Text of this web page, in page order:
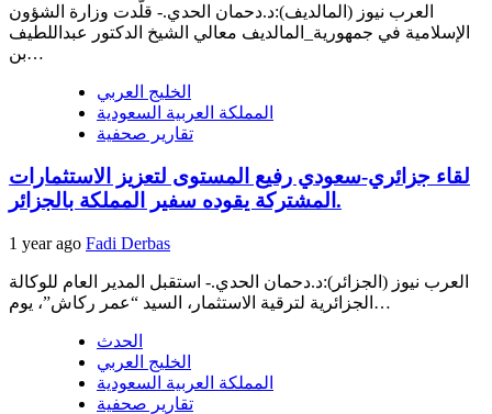
العرب نيوز (المالديف):د.دحمان الحدي.- قلَّدت وزارة الشؤون
الإسلامية في جمهورية_المالديف معالي الشيخ الدكتور عبداللطيف
بن…
الخليج العربي
المملكة العربية السعودية
تقارير صحفية
لقاء جزائري-سعودي رفيع المستوى لتعزيز الاستثمارات
المشتركة يقوده سفير المملكة بالجزائر.
1 year ago Fadi Derbas
العرب نيوز (الجزائر):د.دحمان الحدي.- استقبل المدير العام للوكالة
الجزائرية لترقية الاستثمار، السيد “عمر ركاش”، يوم…
الحدث
الخليج العربي
المملكة العربية السعودية
تقارير صحفية